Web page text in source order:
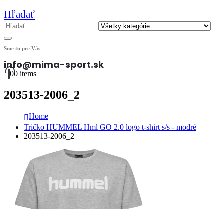
Hľadať
Sme tu pre Vás
info@mima-sport.sk
00 items
203513-2006_2
Home
Tričko HUMMEL Hml GO 2.0 logo t-shirt s/s - modré
203513-2006_2